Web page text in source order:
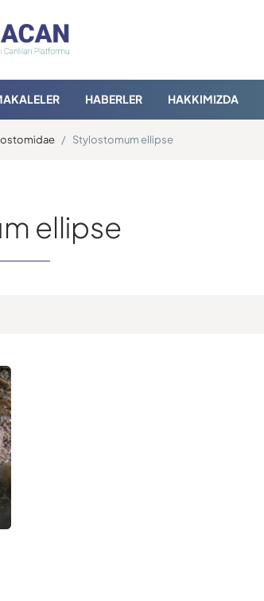
HABERLER HAKKIMIZDA
Stylostomum ellipse
ellipse